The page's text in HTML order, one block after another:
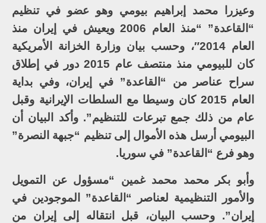
وعيزرا محمد إبراهيم بيومي وهو عضو في تنظيم
“القاعدة” “منذ العام 2006 ويعيش في إيران منذ
العام 2014″، وحسب بيان وزارة الخزانة الأمريكية
كان للبيومي منذ منتصف عام 2015 دور في إطلاق
سراح عناصر من “القاعدة” في إيران، وفي بداية
العام 2015 كان وسيطا مع السلطات الإيرانية وقبل
عام من ذلك جمع تبرعات للتنظيم”. وأكد البيان أن
البيومي أرسل هذه الأموال إلى تنظيم “جبهة النصرة”
وهو فرع “القاعدة” في سوريا.
وأبو بكر محمد محمد غمين “مسؤول عن التمويل
والأمور التنظيمية لعناصر “القاعدة” الموجودين في
إيران”. وحسب البيان، قبل انتقاله إلى إيران من